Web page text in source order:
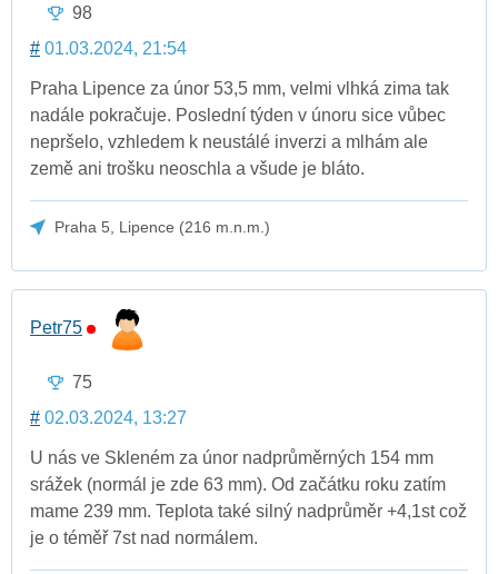
98
# 01.03.2024, 21:54
Praha Lipence za únor 53,5 mm, velmi vlhká zima tak
nadále pokračuje. Poslední týden v únoru sice vůbec
nepršelo, vzhledem k neustálé inverzi a mlhám ale
země ani trošku neoschla a všude je bláto.
Praha 5, Lipence (216 m.n.m.)
Petr75
75
# 02.03.2024, 13:27
U nás ve Skleném za únor nadprůměrných 154 mm
srážek (normál je zde 63 mm). Od začátku roku zatím
mame 239 mm. Teplota také silný nadprůměr +4,1st což
je o téměř 7st nad normálem.